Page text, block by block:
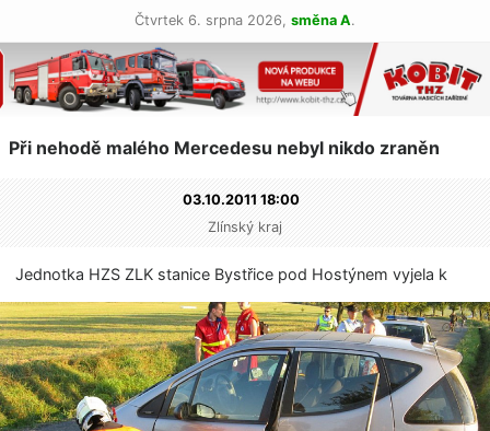
Čtvrtek 6. srpna 2026, směna A.
Při nehodě malého Mercedesu nebyl nikdo zraněn
03.10.2011 18:00
Zlínský kraj
Jednotka HZS ZLK stanice Bystřice pod Hostýnem vyjela k